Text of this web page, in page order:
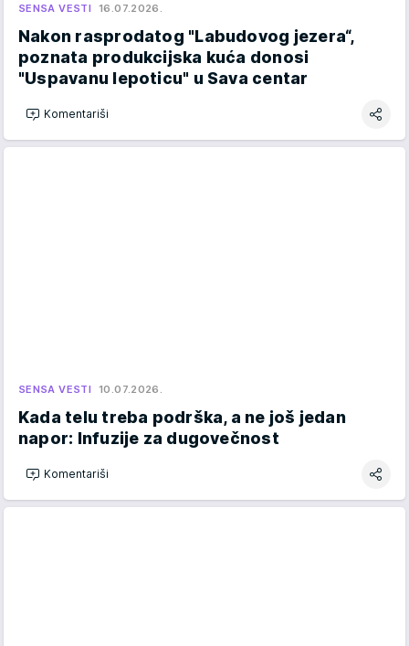
SENSA VESTI 16.07.2026.
Nakon rasprodatog "Labudovog jezera“,
poznata produkcijska kuća donosi
"Uspavanu lepoticu" u Sava centar
Komentariši
SENSA VESTI 10.07.2026.
Kada telu treba podrška, a ne još jedan
napor: Infuzije za dugovečnost
Komentariši